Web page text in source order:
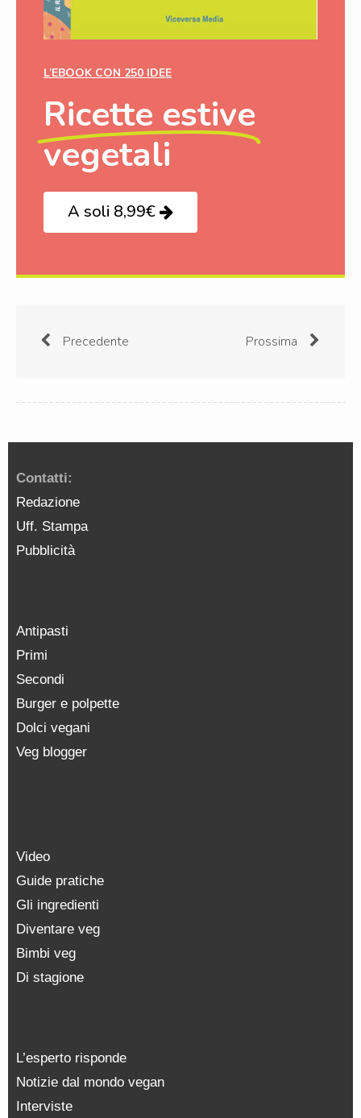
L’EBOOK CON 250 IDEE
Ricette estive
vegetali
A soli 8,99€
Precedente Prossima
Contatti:
Redazione
Uff. Stampa
Pubblicità
Antipasti
Primi
Secondi
Burger e polpette
Dolci vegani
Veg blogger
Video
Guide pratiche
Gli ingredienti
Diventare veg
Bimbi veg
Di stagione
L’esperto risponde
Notizie dal mondo vegan
Interviste